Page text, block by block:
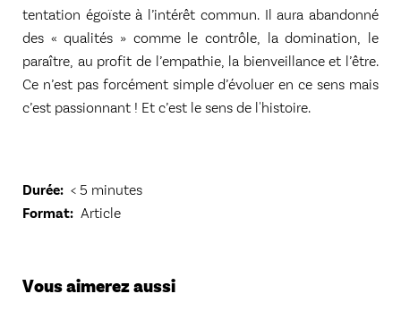
tentation égoïste à l’intérêt commun. Il aura abandonné
des « qualités » comme le contrôle, la domination, le
paraître, au profit de l’empathie, la bienveillance et l’être.
Ce n’est pas forcément simple d’évoluer en ce sens mais
c’est passionnant ! Et c’est le sens de l'histoire.
Durée
< 5 minutes
Format
Article
Vous aimerez aussi